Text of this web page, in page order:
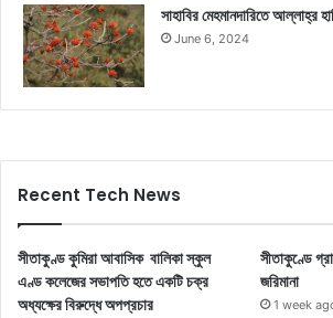
সাহাবির মেহমানদারিতে আল্লাহ্‌র
June 6, 2024
Recent Tech News
সীতাকুণ্ড কুমিরা আবাসিক বালিকা স্কুল
এণ্ড কলেজের সভাপতি হতে একটি চক্র
অধ্যক্ষের বিরুদ্ধে অপপ্রচার
সীতাকুণ্ডে
জরিমানা
1 week